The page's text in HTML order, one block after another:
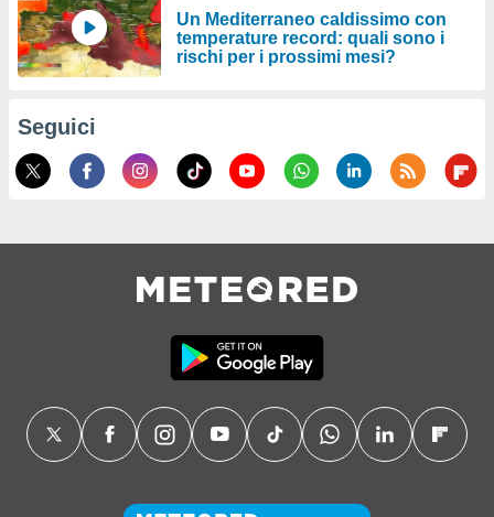
Un Mediterraneo caldissimo con
temperature record: quali sono i
rischi per i prossimi mesi?
Seguici